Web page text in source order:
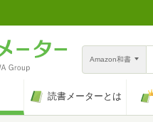
Amazon和書
読書メーターとは